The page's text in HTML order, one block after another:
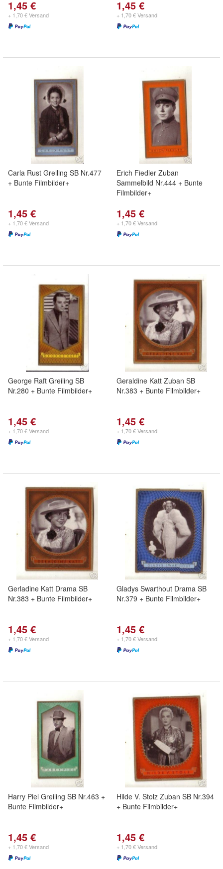
1,45 €
+ 1,70 € Versand
1,45 €
+ 1,70 € Versand
Carla Rust Greiling SB Nr.477
+ Bunte Filmbilder+
1,45 €
+ 1,70 € Versand
Erich Fiedler Zuban
Sammelbild Nr.444 + Bunte
Filmbilder+
1,45 €
+ 1,70 € Versand
George Raft Greiling SB
Nr.280 + Bunte Filmbilder+
1,45 €
+ 1,70 € Versand
Geraldine Katt Zuban SB
Nr.383 + Bunte Filmbilder+
1,45 €
+ 1,70 € Versand
Gerladine Katt Drama SB
Nr.383 + Bunte Filmbilder+
1,45 €
+ 1,70 € Versand
Gladys Swarthout Drama SB
Nr.379 + Bunte Filmbilder+
1,45 €
+ 1,70 € Versand
Harry Piel Greiling SB Nr.463 +
Bunte Filmbilder+
1,45 €
+ 1,70 € Versand
Hilde V. Stolz Zuban SB Nr.394
+ Bunte Filmbilder+
1,45 €
+ 1,70 € Versand